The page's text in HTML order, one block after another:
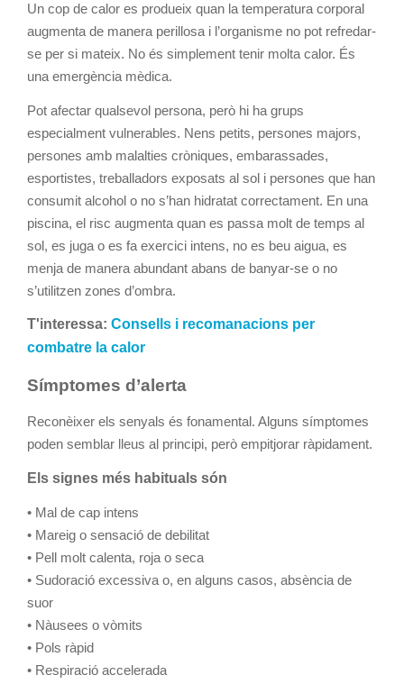
Un cop de calor es produeix quan la temperatura corporal
augmenta de manera perillosa i l’organisme no pot refredar-
se per si mateix. No és simplement tenir molta calor. És
una emergència mèdica.
Pot afectar qualsevol persona, però hi ha grups
especialment vulnerables. Nens petits, persones majors,
persones amb malalties cròniques, embarassades,
esportistes, treballadors exposats al sol i persones que han
consumit alcohol o no s’han hidratat correctament. En una
piscina, el risc augmenta quan es passa molt de temps al
sol, es juga o es fa exercici intens, no es beu aigua, es
menja de manera abundant abans de banyar-se o no
s’utilitzen zones d’ombra.
T'interessa: Consells i recomanacions per
combatre la calor
Símptomes d’alerta
Reconèixer els senyals és fonamental. Alguns símptomes
poden semblar lleus al principi, però empitjorar ràpidament.
Els signes més habituals són
• Mal de cap intens
• Mareig o sensació de debilitat
• Pell molt calenta, roja o seca
• Sudoració excessiva o, en alguns casos, absència de
suor
• Nàusees o vòmits
• Pols ràpid
• Respiració accelerada